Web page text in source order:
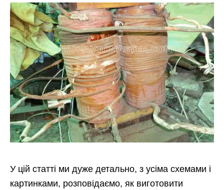
У цій статті ми дуже детально, з усіма схемами і
картинками, розповідаємо, як виготовити